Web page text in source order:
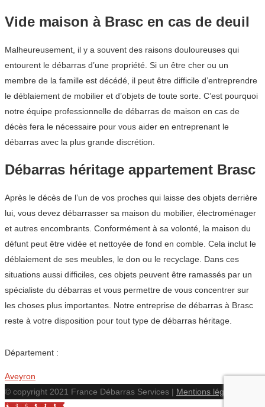
Vide maison à Brasc en cas de deuil
Malheureusement, il y a souvent des raisons douloureuses qui
entourent le débarras d’une propriété. Si un être cher ou un
membre de la famille est décédé, il peut être difficile d’entreprendre
le déblaiement de mobilier et d’objets de toute sorte. C’est pourquoi
notre équipe professionnelle de débarras de maison en cas de
décès fera le nécessaire pour vous aider en entreprenant le
débarras avec la plus grande discrétion.
Débarras héritage appartement Brasc
Après le décès de l’un de vos proches qui laisse des objets derrière
lui, vous devez débarrasser sa maison du mobilier, électroménager
et autres encombrants. Conformément à sa volonté, la maison du
défunt peut être vidée et nettoyée de fond en comble. Cela inclut le
déblaiement de ses meubles, le don ou le recyclage. Dans ces
situations aussi difficiles, ces objets peuvent être ramassés par un
spécialiste du débarras et vous permettre de vous concentrer sur
les choses plus importantes. Notre entreprise de débarras à Brasc
reste à votre disposition pour tout type de débarras héritage.
Département :
Aveyron
© copyright 2021 France Débarras Services | Mentions légales